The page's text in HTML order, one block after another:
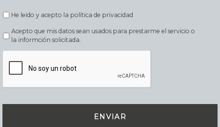
He leido y acepto la política de privacidad
Acepto que mis datos sean usados para prestarme el servicio o
la informción solicitada.